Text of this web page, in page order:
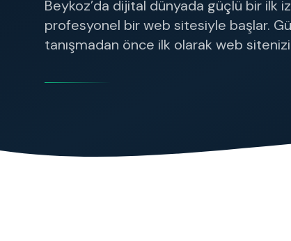
Beykoz’da dijital dünyada güçlü bir ilk
profesyonel bir web sitesiyle başlar.
tanışmadan önce ilk olarak web